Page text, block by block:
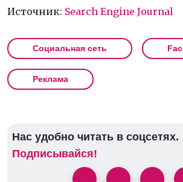
Источник: Search Engine Journal
Социальная сеть
Реклама
Нас удобно читать в соцсетях.
Подписывайся!